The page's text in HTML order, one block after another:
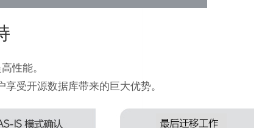
性能。
受开源数据库带来的巨大优势。